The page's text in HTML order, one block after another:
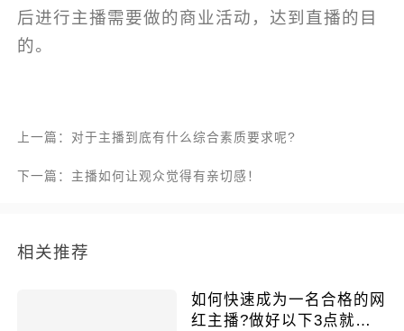
后进行主播需要做的商业活动，达到直播的目
的。
上一篇：对于主播到底有什么综合素质要求呢?
下一篇：主播如何让观众觉得有亲切感！
相关推荐
如何快速成为一名合格的网
红主播?做好以下3点就可